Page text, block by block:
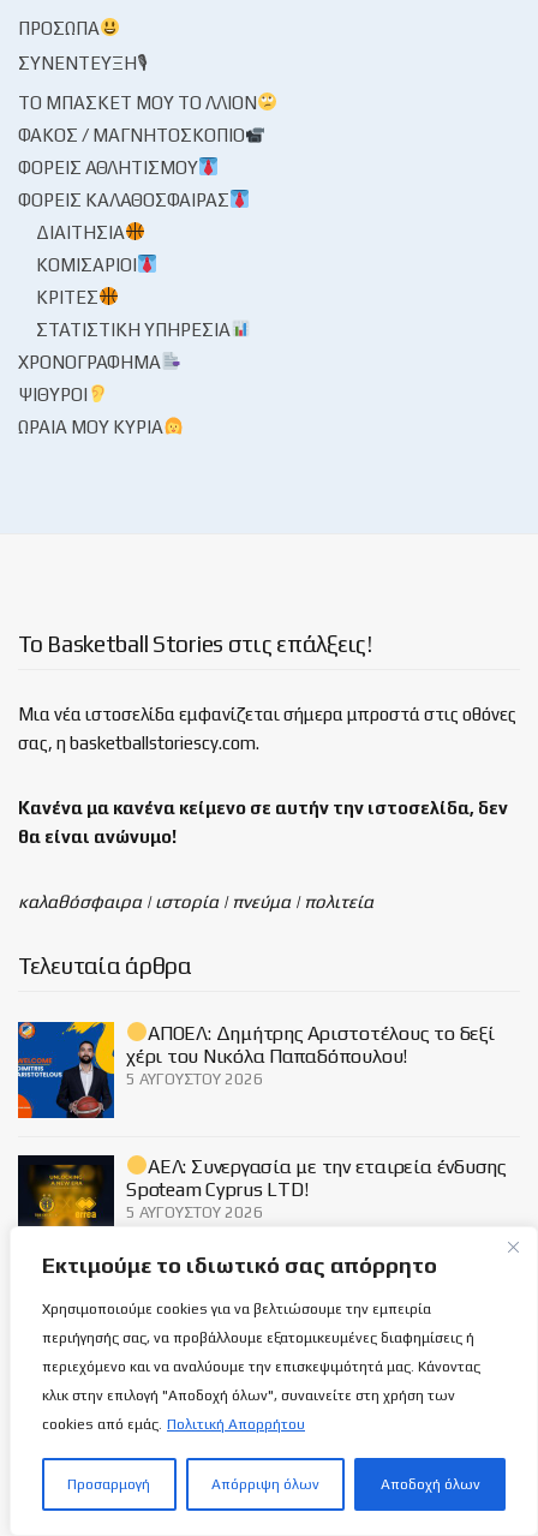
Εκτιμούμε το ιδιωτικό σας απόρρητο
Χρησιμοποιούμε cookies για να βελτιώσουμε την εμπειρία
περιήγησής σας, να προβάλλουμε εξατομικευμένες διαφημίσεις ή
περιεχόμενο και να αναλύουμε την επισκεψιμότητά μας. Κάνοντας
κλικ στην επιλογή "Αποδοχή όλων", συναινείτε στη χρήση των
cookies από εμάς. Πολιτική Απορρήτου
Προσαρμογή Απόρριψη όλων Αποδοχή όλων
ΠΡΌΣΩΠΑ
ΣΥΝΈΝΤΕΥΞΗ🎙
ΤΟ ΜΠΆΣΚΕΤ ΜΟΥ ΤΟ ΛΛΊΟΝ
ΦΑΚΌΣ / ΜΑΓΝΗΤΟΣΚΌΠΙΟ
ΦΟΡΕΊΣ ΑΘΛΗΤΙΣΜΟΎ
ΦΟΡΕΊΣ ΚΑΛΑΘΌΣΦΑΙΡΑΣ
ΔΙΑΙΤΗΣΊΑ
ΚΟΜΙΣΆΡΙΟΙ
ΚΡΙΤΈΣ
ΣΤΑΤΙΣΤΙΚΉ ΥΠΗΡΕΣΊΑ
ΧΡΟΝΟΓΡΆΦΗΜΑ
ΨΊΘΥΡΟΙ
ΩΡΑΊΑ ΜΟΥ ΚΥΡΊΑ
Το Basketball Stories στις επάλξεις!
Μια νέα ιστοσελίδα εμφανίζεται σήμερα μπροστά στις οθόνες
σας, η basketballstoriescy.com.
Κανένα μα κανένα κείμενο σε αυτήν την ιστοσελίδα, δεν
θα είναι ανώνυμο!
καλαθόσφαιρα | ιστορία | πνεύμα | πολιτεία
Τελευταία άρθρα
ΑΠΟΕΛ: Δημήτρης Αριστοτέλους το δεξί
χέρι του Νικόλα Παπαδόπουλου!
5 ΑΥΓΟΎΣΤΟΥ 2026
ΑΕΛ: Συνεργασία με την εταιρεία ένδυσης
Spoteam Cyprus LTD!
5 ΑΥΓΟΎΣΤΟΥ 2026
Η Παναγιώτα θα προπονεί τους…
μπόμπιρες της Αφροδίτης!
5 ΑΥΓΟΎΣΤΟΥ 2026
Social